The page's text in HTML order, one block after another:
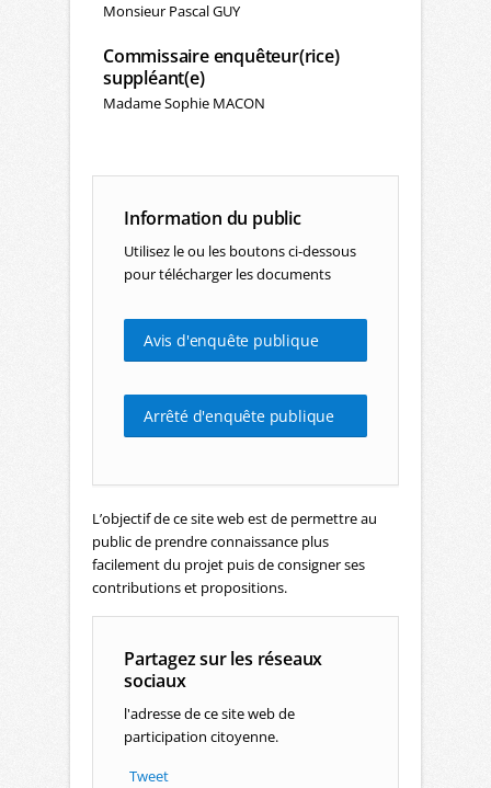
Monsieur Pascal GUY
Commissaire enquêteur(rice)
suppléant(e)
Madame Sophie MACON
Information du public
Utilisez le ou les boutons ci-dessous
pour télécharger les documents
Avis d'enquête publique
Arrêté d'enquête publique
L’objectif de ce site web est de permettre au
public de prendre connaissance plus
facilement du projet puis de consigner ses
contributions et propositions.
Partagez sur les réseaux
sociaux
l'adresse de ce site web de
participation citoyenne.
Tweet